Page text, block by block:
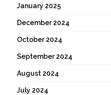
January 2025
December 2024
October 2024
September 2024
August 2024
July 2024